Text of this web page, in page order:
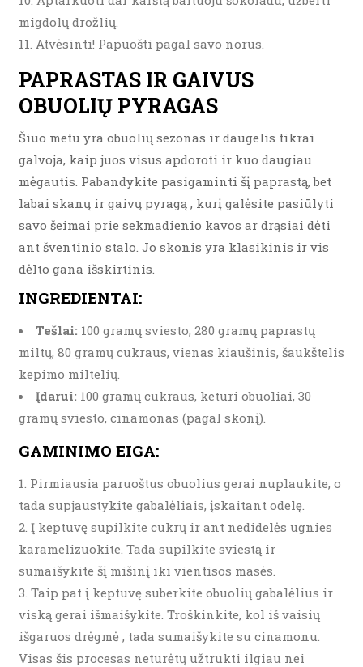
migdolų drožlių.
Atvėsinti! Papuošti pagal savo norus.
PAPRASTAS IR GAIVUS
OBUOLIŲ PYRAGAS
Šiuo metu yra obuolių sezonas ir daugelis tikrai
galvoja, kaip juos visus apdoroti ir kuo daugiau
mėgautis. Pabandykite pasigaminti šį paprastą, bet
labai skanų ir gaivų pyragą , kurį galėsite pasiūlyti
savo šeimai prie sekmadienio kavos ar drąsiai dėti
ant šventinio stalo. Jo skonis yra klasikinis ir vis
dėlto gana išskirtinis.
INGREDIENTAI:
Tešlai: 100 gramų sviesto, 280 gramų paprastų
miltų, 80 gramų cukraus, vienas kiaušinis, šaukštelis
kepimo miltelių.
Įdarui: 100 gramų cukraus, keturi obuoliai, 30
gramų sviesto, cinamonas (pagal skonį).
GAMINIMO EIGA:
Pirmiausia paruoštus obuolius gerai nuplaukite, o
tada supjaustykite gabalėliais, įskaitant odelę.
Į keptuvę supilkite cukrų ir ant nedidelės ugnies
karamelizuokite. Tada supilkite sviestą ir
sumaišykite šį mišinį iki vientisos masės.
Taip pat į keptuvę suberkite obuolių gabalėlius ir
viską gerai išmaišykite. Troškinkite, kol iš vaisių
išgaruos drėgmė , tada sumaišykite su cinamonu.
Visas šis procesas neturėtų užtrukti ilgiau nei